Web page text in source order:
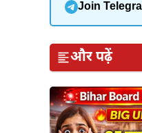
Join
और पढ़ें